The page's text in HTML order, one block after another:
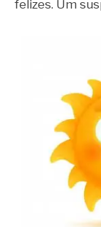
felizes. Um